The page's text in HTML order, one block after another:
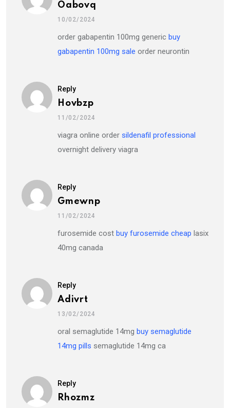
Oabovq
10/02/2024
order gabapentin 100mg generic buy
gabapentin 100mg sale order neurontin
Reply
Hovbzp
11/02/2024
viagra online order sildenafil professional
overnight delivery viagra
Reply
Gmewnp
11/02/2024
furosemide cost buy furosemide cheap lasix
40mg canada
Reply
Adivrt
13/02/2024
oral semaglutide 14mg buy semaglutide
14mg pills semaglutide 14mg ca
Reply
Rhozmz